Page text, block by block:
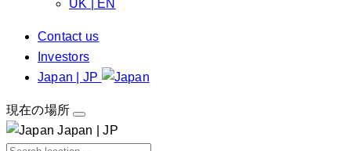
UK | EN
Contact us
Investors
Japan | JP
現在の場所
Japan | JP